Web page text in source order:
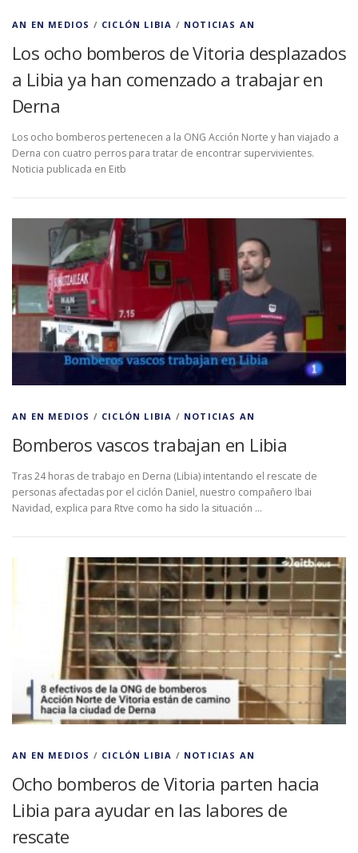
AN EN MEDIOS / CICLÓN LIBIA / NOTICIAS AN
Los ocho bomberos de Vitoria desplazados
a Libia ya han comenzado a trabajar en
Derna
Los ocho bomberos pertenecen a la ONG Acción Norte y han viajado a
Derna con cuatro perros para tratar de encontrar supervivientes.
Noticia publicada en Eitb
AN EN MEDIOS / CICLÓN LIBIA / NOTICIAS AN
Bomberos vascos trabajan en Libia
Tras 24 horas de trabajo en Derna (Libia) intentando el rescate de
personas afectadas por el ciclón Daniel, nuestro compañero Ibai
Navidad, explica para Rtve como ha sido la situación …
AN EN MEDIOS / CICLÓN LIBIA / NOTICIAS AN
Ocho bomberos de Vitoria parten hacia
Libia para ayudar en las labores de
rescate